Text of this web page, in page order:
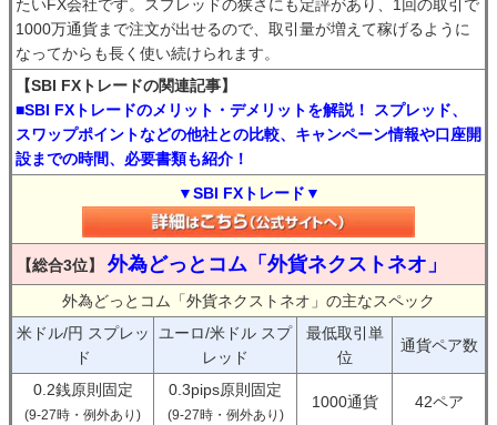
たいFX会社です。スプレッドの狭さにも定評があり、1回の取引で
1000万通貨まで注文が出せるので、取引量が増えて稼げるように
なってからも長く使い続けられます。
【SBI FXトレードの関連記事】
■SBI FXトレードのメリット・デメリットを解説！ スプレッド、
スワップポイントなどの他社との比較、キャンペーン情報や口座開
設までの時間、必要書類も紹介！
▼SBI FXトレード▼
【総合3位】 外為どっとコム「外貨ネクストネオ」
外為どっとコム「外貨ネクストネオ」の主なスペック
米ドル/円 スプレッ
ド
ユーロ/米ドル スプ
レッド
最低取引単
位
通貨ペア数
0.2銭原則固定
(9-27時・例外あり)
0.3pips原則固定
(9-27時・例外あり)
1000通貨 42ペア